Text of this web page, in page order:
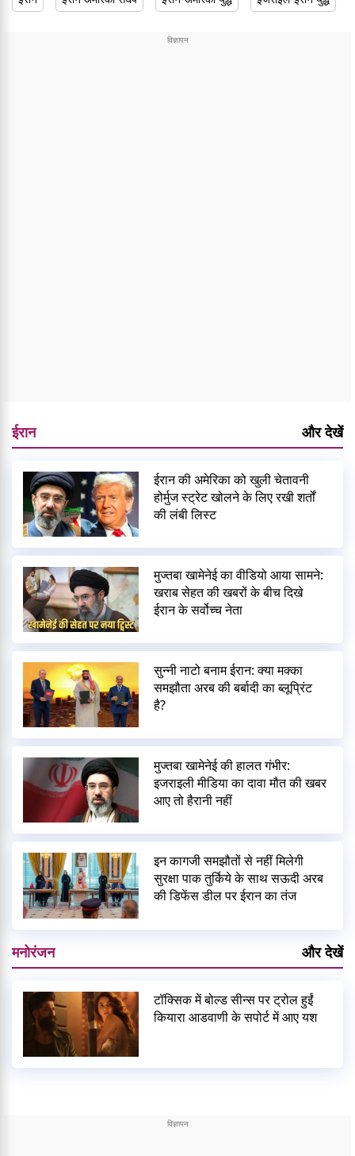
ईरान और देखें
ईरान की अमेरिका को खुली चेतावनी
होर्मुज स्ट्रेट खोलने के लिए रखी शर्तों
की लंबी लिस्ट
मुज्तबा खामेनेई का वीडियो आया सामने:
खराब सेहत की खबरों के बीच दिखे
ईरान के सर्वोच्च नेता
सुन्नी नाटो बनाम ईरान: क्या मक्का
समझौता अरब की बर्बादी का ब्लूप्रिंट
है?
मुज्तबा खामेनेई की हालत गंभीर:
इजराइली मीडिया का दावा मौत की खबर
आए तो हैरानी नहीं
इन कागजी समझौतों से नहीं मिलेगी
सुरक्षा पाक तुर्किये के साथ सऊदी अरब
की डिफेंस डील पर ईरान का तंज
मनोरंजन और देखें
टॉक्सिक में बोल्ड सीन्स पर ट्रोल हुईं
कियारा आडवाणी के सपोर्ट में आए यश